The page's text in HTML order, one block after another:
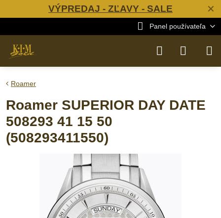
✕
VÝPREDAJ - ZĽAVY - SALE
Panel používateľa
Roamer
Roamer SUPERIOR DAY DATE
508293 41 15 50
(508293411550)